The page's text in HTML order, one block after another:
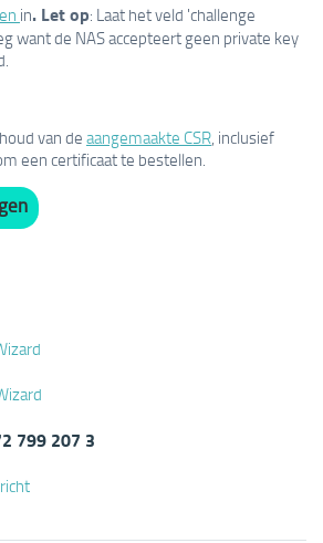
in. Let op: Laat het veld 'challenge
want de NAS accepteert geen private key
van de aangemaakte CSR, inclusief
een certificaat te bestellen.
799 207 3